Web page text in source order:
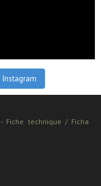
- Fiche technique / Ficha